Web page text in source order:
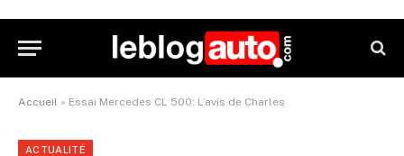
Accueil » Essai Mercedes CL 500: L’avis de Charles
ACTUALITÉ